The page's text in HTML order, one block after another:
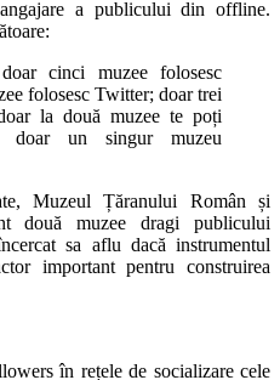
a publicului din offline.
cinci muzee folosesc
folosesc Twitter; doar trei
la două muzee te poți
doar un singur muzeu
Muzeul Țăranului Român și
două muzee dragi publicului
sa aflu dacă instrumentul
important pentru construirea
în rețele de socializare cele